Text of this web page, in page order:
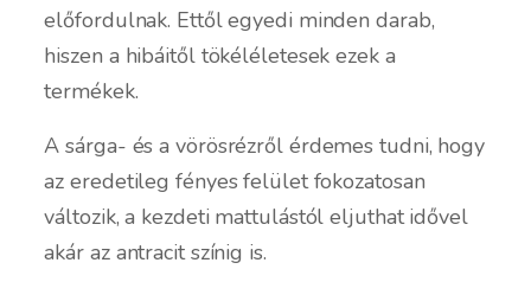
előfordulnak. Ettől egyedi minden darab,
hiszen a hibáitől tökéléletesek ezek a
termékek.
A sárga- és a vörösrézről érdemes tudni, hogy
az eredetileg fényes felület fokozatosan
változik, a kezdeti mattulástól eljuthat idővel
akár az antracit színig is.